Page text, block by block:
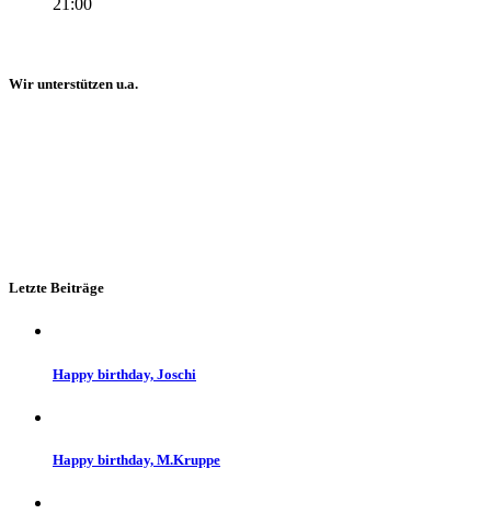
Wir unterstützen u.a.
Letzte Beiträge
Happy birthday, Joschi
Happy birthday, M.Kruppe